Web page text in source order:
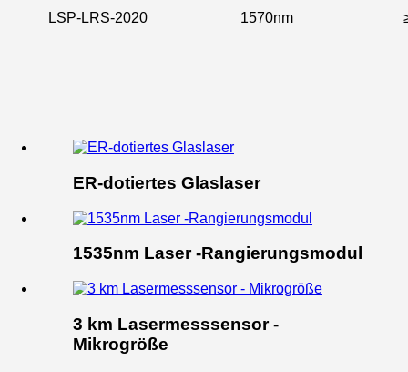
LSP-LRS-2020 1570nm
ER-dotiertes Glaslaser
1535nm Laser -Rangierungsmodul
3 km Lasermesssensor -
Mikrogröße